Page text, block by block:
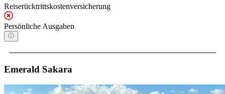
Reiserücktrittskostenversicherung
Persönliche Ausgaben
Emerald Sakara